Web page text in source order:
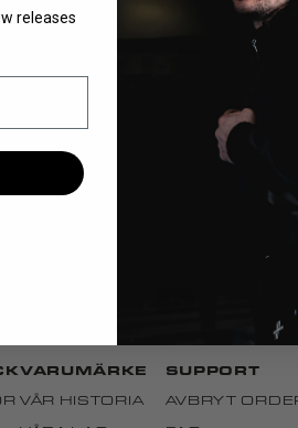
VARUMÄRKE
VÅR HISTORIA
SUPPORT
AVBRYT
releases